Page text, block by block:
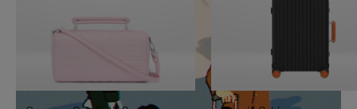
PAUSE,
APPUYEZ
SUR
DÉSACTIVÉ.
VEUILLEZ